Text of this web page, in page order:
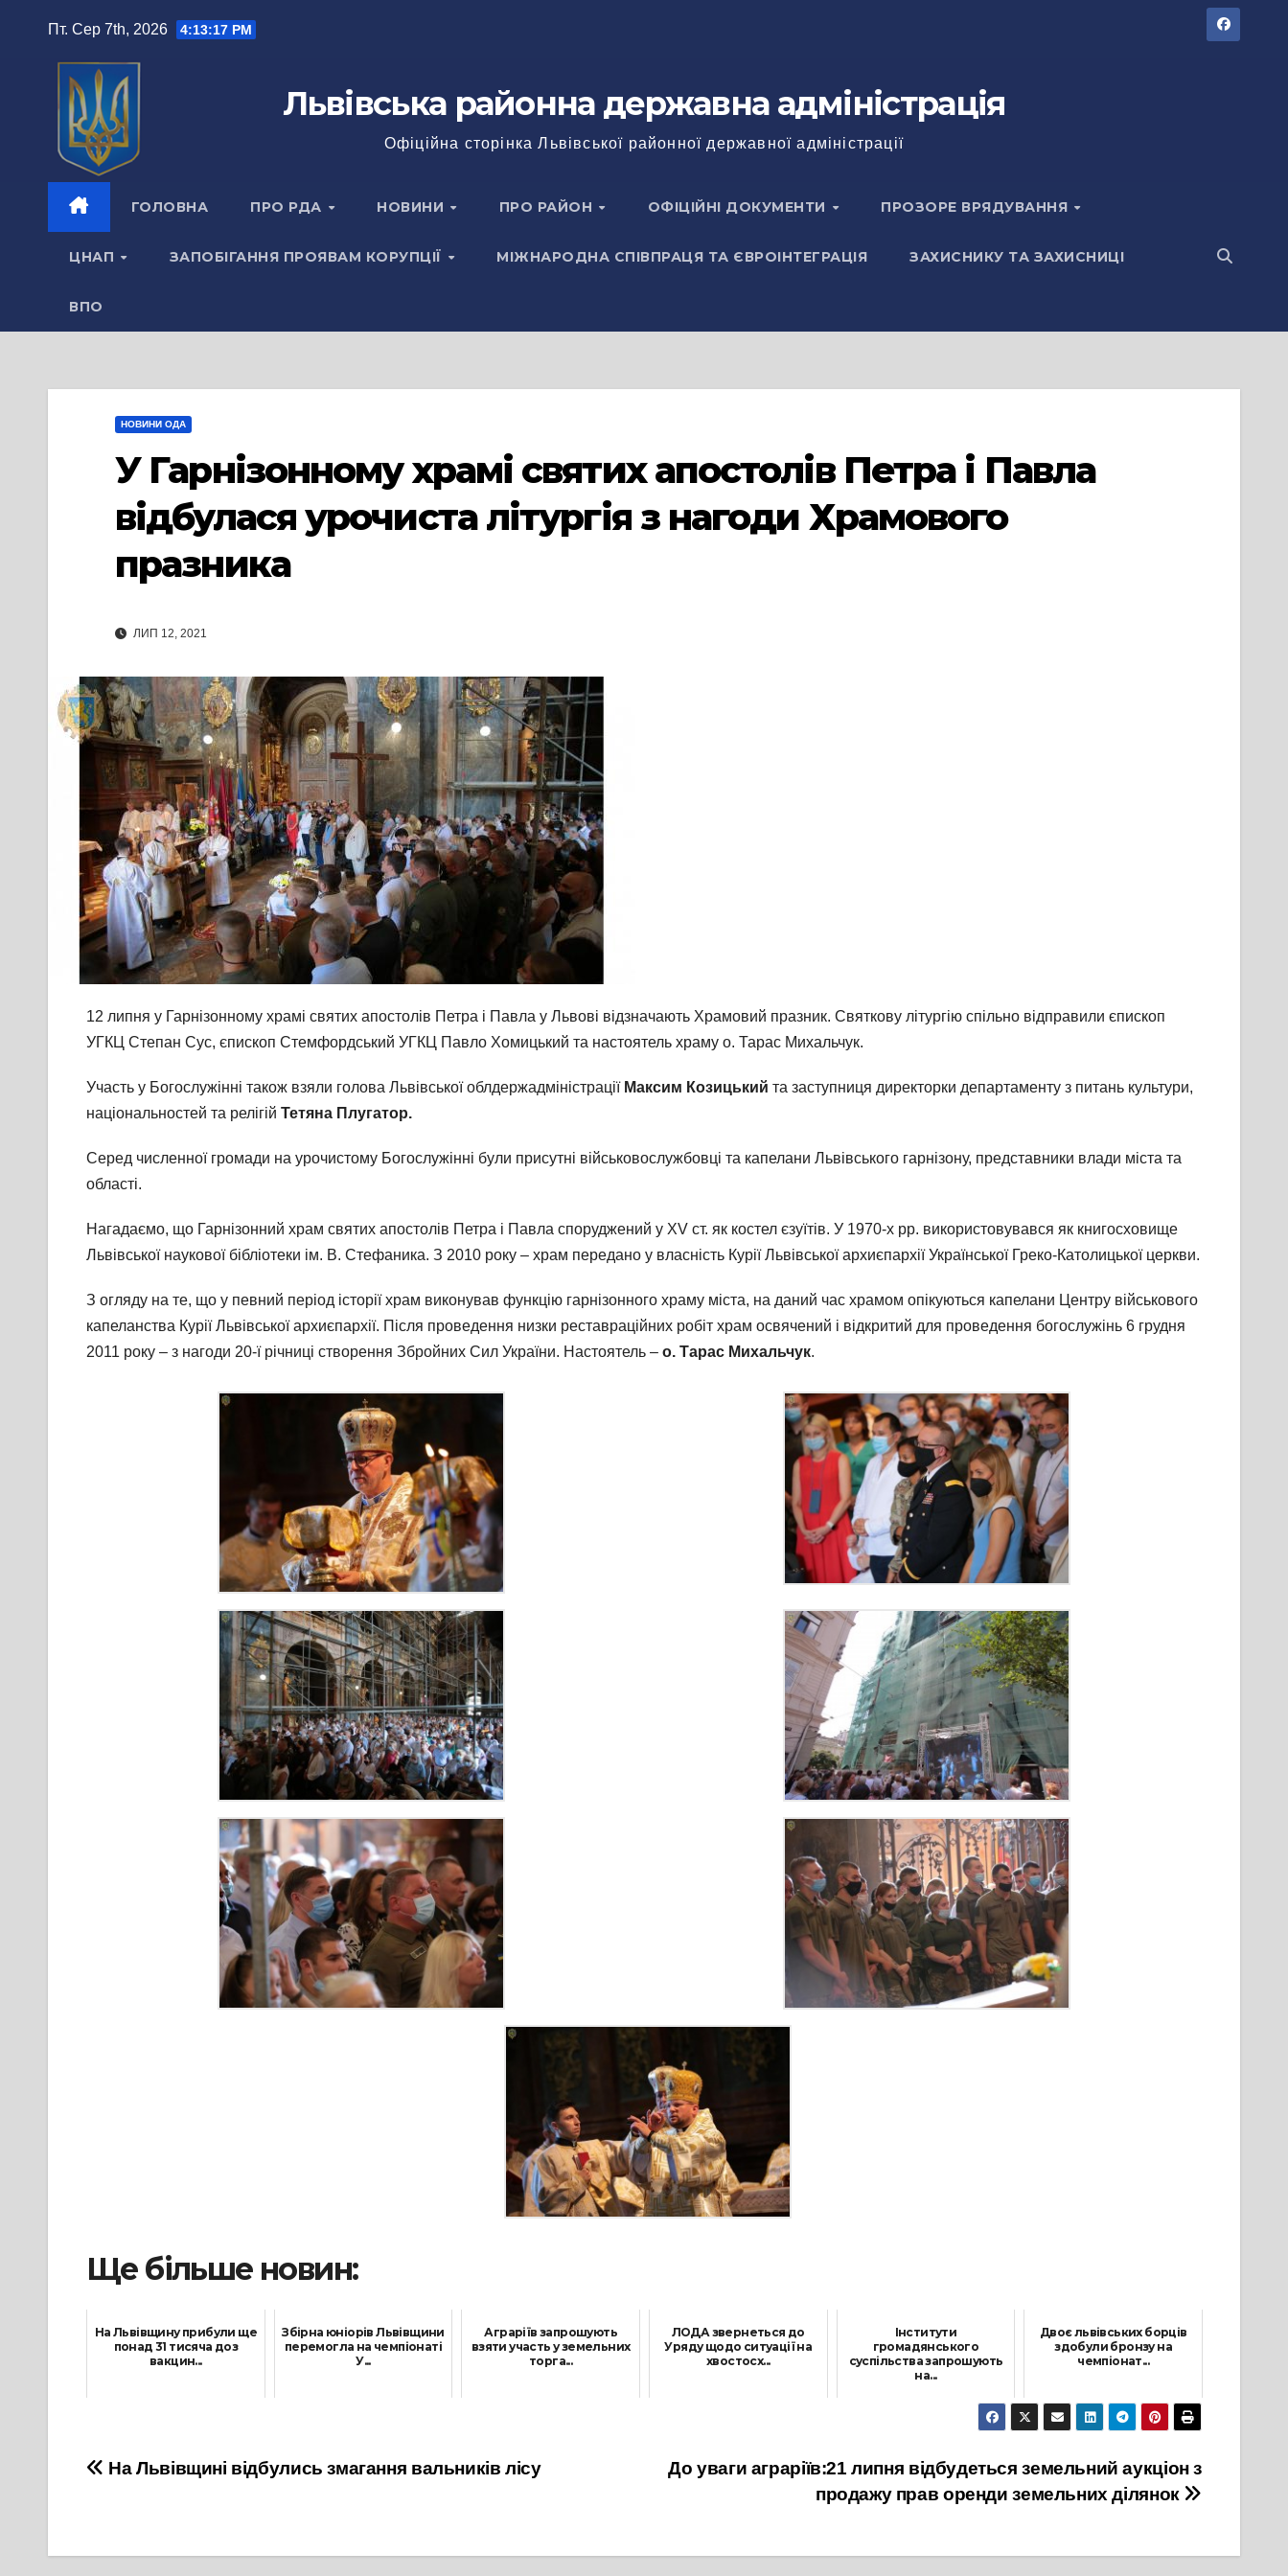
Пт. Сер 7th, 2026 4:13:18 PM
Львівська районна державна адміністрація
Офіційна сторінка Львівської районної державної адміністрації
ГОЛОВНА ПРО РДА НОВИНИ ПРО РАЙОН ОФІЦІЙНІ ДОКУМЕНТИ ПРОЗОРЕ ВРЯДУВАННЯ
ЦНАП ЗАПОБІГАННЯ ПРОЯВАМ КОРУПЦІЇ МІЖНАРОДНА СПІВПРАЦЯ ТА ЄВРОІНТЕГРАЦІЯ ЗАХИСНИКУ ТА ЗАХИСНИЦІ
ВПО
НОВИНИ ОДА
У Гарнізонному храмі святих апостолів Петра і Павла
відбулася урочиста літургія з нагоди Храмового
празника
ЛИП 12, 2021
12 липня у Гарнізонному храмі святих апостолів Петра і Павла у Львові відзначають Храмовий празник. Святкову літургію спільно відправили єпископ
УГКЦ Степан Сус, єпископ Стемфордський УГКЦ Павло Хомицький та настоятель храму о. Тарас Михальчук.
Участь у Богослужінні також взяли голова Львівської облдержадміністрації Максим Козицький та заступниця директорки департаменту з питань культури,
національностей та релігій Тетяна Плугатор.
Серед численної громади на урочистому Богослужінні були присутні військовослужбовці та капелани Львівського гарнізону, представники влади міста та
області.
Нагадаємо, що Гарнізонний храм святих апостолів Петра і Павла споруджений у XV ст. як костел єзуїтів. У 1970-х рр. використовувався як книгосховище
Львівської наукової бібліотеки ім. В. Стефаника. З 2010 року – храм передано у власність Курії Львівської архиєпархії Української Греко-Католицької церкви.
З огляду на те, що у певний період історії храм виконував функцію гарнізонного храму міста, на даний час храмом опікуються капелани Центру військового
капеланства Курії Львівської архиєпархії. Після проведення низки реставраційних робіт храм освячений і відкритий для проведення богослужінь 6 грудня
2011 року – з нагоди 20-ї річниці створення Збройних Сил України. Настоятель – о. Тарас Михальчук.
Ще більше новин:
На Львівщину прибули ще
понад 31 тисяча доз
вакцин...
Збірна юніорів Львівщини
перемогла на чемпіонаті
У...
Аграріїв запрошують
взяти участь у земельних
торга...
ЛОДА звернеться до
Уряду щодо ситуації на
хвостосх...
Інститути
громадянського
суспільства запрошують
на...
Двоє львівських борців
здобули бронзу на
чемпіонат...
10 Листопада, 2021
Навігація
До уваги аграріїв:21 липня відбудеться земельний аукціон з
продажу прав оренди земельних ділянок
На Львівщині відбулись змагання вальників лісу